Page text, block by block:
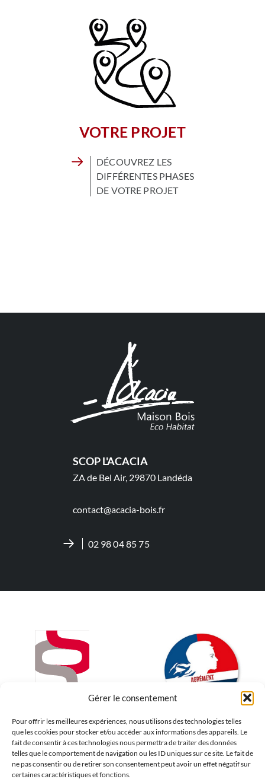
Gérer le consentement
Pour offrir les meilleures expériences, nous utilisons des technologies telles
que les cookies pour stocker et/ou accéder aux informations des appareils. Le
fait de consentir à ces technologies nous permettra de traiter des données
telles que le comportement de navigation ou les ID uniques sur ce site. Le fait de
ne pas consentir ou de retirer son consentement peut avoir un effet négatif sur
certaines caractéristiques et fonctions.
VOTRE PROJET
DÉCOUVREZ LES
DIFFÉRENTES PHASES
DE VOTRE PROJET
SCOP L'ACACIA
ZA de Bel Air, 29870 Landéda
contact@acacia-bois.fr
02 98 04 85 75